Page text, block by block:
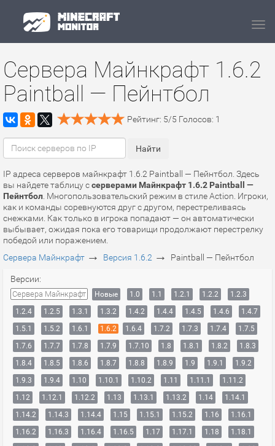
Сервера Майнкрафт 1.6.2
Paintball — Пейнтбол
Рейтинг: 5/5 Голосов: 1
IP адреса серверов майнкрафт 1.6.2 Paintball — Пейнтбол. Здесь
вы найдете таблицу ссерверами Майнкрафт 1.6.2 Paintball —
Пейнтбол . Многопользовательский режим в стиле Action. Игроки,
как и команды соревнуются друг с другом, перестреливаясь
снежками. Как только в игрока попадают — он автоматически
выбывает, ожидая пока его товарищи продолжают перестрелку
победой или поражением.
Сервера Майнкрафт → Версия 1.6.2 → Paintball — Пейнтбол
Версии:
Сервера Майнкрафт Новые 1.0 1.1 1.2.1 1.2.2
1.2.3
1.2.4
1.2.5 1.3.1 1.3.2 1.4.2 1.4.4 1.4.5 1.4.6
1.4.7
1.5.1
1.5.2 1.6.1 1.6.2 1.6.4 1.7.2 1.7.3 1.7.4
1.7.5
1.7.6
1.7.7 1.7.8 1.7.9 1.7.10 1.8 1.8.1 1.8.2
1.8.3
1.8.4
1.8.5 1.8.6 1.8.7 1.8.8 1.8.9 1.9 1.9.1
1.9.2
1.9.3
1.9.4 1.10 1.10.1 1.10.2 1.11 1.11.1
1.11.2
1.12
1.12.1 1.12.2 1.13 1.13.1 1.13.2 1.14
1.14.1
1.14.2
1.14.3 1.14.4 1.15 1.15.1 1.15.2 1.16
1.16.1
1.16.2
1.16.3 1.16.4 1.16.5 1.17 1.17.1 1.18
1.18.1